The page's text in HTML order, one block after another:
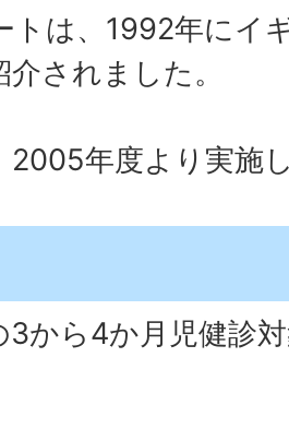
トは、1992年にイ
されました。
2005年度より実施
3から4か月児健診